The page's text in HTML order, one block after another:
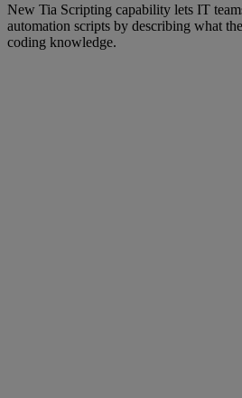
New Tia Scripting capability lets IT
automation scripts by describing what
coding knowledge.